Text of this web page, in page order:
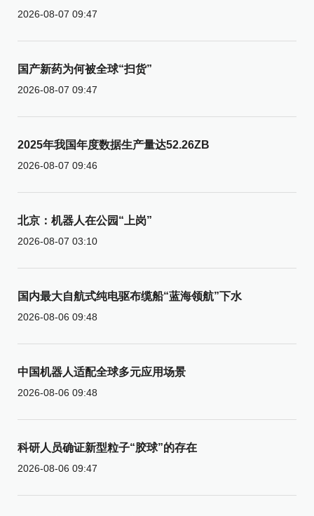
2026-08-07 09:47
国产新药为何被全球“扫货”
2026-08-07 09:47
2025年我国年度数据生产量达52.26ZB
2026-08-07 09:46
北京：机器人在公园“上岗”
2026-08-07 03:10
国内最大自航式纯电驱布缆船“蓝海领航”下水
2026-08-06 09:48
中国机器人适配全球多元应用场景
2026-08-06 09:48
科研人员确证新型粒子“胶球”的存在
2026-08-06 09:47